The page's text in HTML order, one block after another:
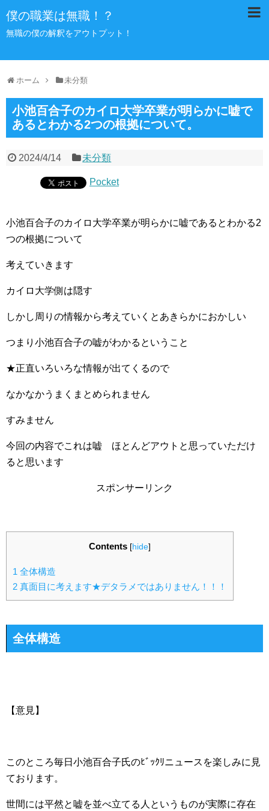
僕の職業は無職！？
無職の僕の解釈をアウトプット！
ホーム 未分類
小池百合子のカイロ大学卒業が明らかに嘘で
あるとわかる2つの根拠について。
2024/4/14 未分類
Pocket
小池百合子のカイロ大学卒業が明らかに嘘であるとわかる2
つの根拠について
考えていきます
カイロ大学側は隠す
しかし周りの情報から考えていくとあきらかにおかしい
つまり小池百合子の嘘がわかるということ
★正直いろいろな情報が出てくるので
なかなかうまくまとめられません
すみません
今回の内容でこれは嘘 ほとんどアウトと思っていただけ
ると思います
スポンサーリンク
Contents [hide]
1 全体構造
2 真面目に考えます★デタラメではありません！！！
全体構造
【意見】
このところ毎日小池百合子氏のﾋﾞｯｸﾘニュースを楽しみに見
ております。
世間には平然と嘘を並べ立てる人というものが実際に存在